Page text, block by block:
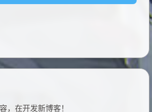
，在开发新博客！